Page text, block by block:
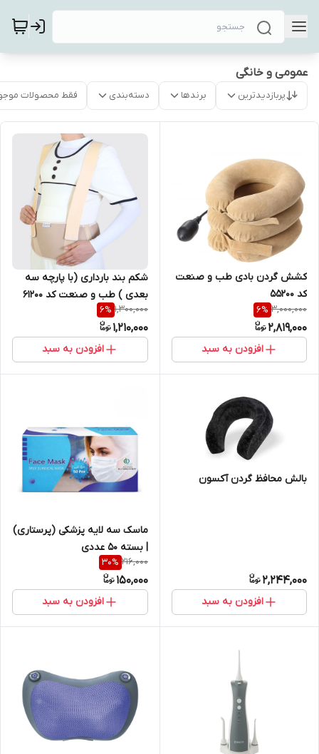
عمومی و خانگی
پربازدیدترین برندها دسته‌بندی فقط محصولات
کشش گردن بادی طب و صنعت
کد 55200
3,000,000
6%
2,819,000
افزودن به سبد
شکم بند بارداری (با پارچه سه
بعدی ) طب و صنعت کد 61200
1,300,000
6%
1,210,000
افزودن به سبد
بالش محافظ گردن آکسون
2,244,000
افزودن به سبد
ماسک سه لایه پزشکی (پرستاری)
| بسته 50 عددی
216,000
30%
150,000
افزودن به سبد